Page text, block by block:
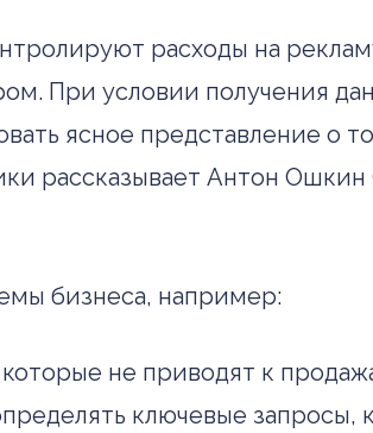
расходы на
При условии получения
ясное представление о
рассказывает Антон Ошкин
бизнеса, например:
не приводят к
ключевые запросы,